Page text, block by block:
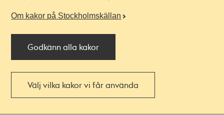
Om kakor på Stockholmskällan
Godkänn alla kakor
Välj vilka kakor vi får använda